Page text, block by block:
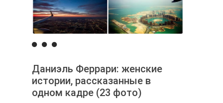
Даниэль Феррари: женские
истории, рассказанные в
одном кадре (23 фото)